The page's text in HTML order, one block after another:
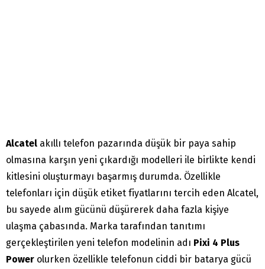
Alcatel akıllı telefon pazarında düşük bir paya sahip
olmasına karşın yeni çıkardığı modelleri ile birlikte kendi
kitlesini oluşturmayı başarmış durumda. Özellikle
telefonları için düşük etiket fiyatlarını tercih eden Alcatel,
bu sayede alım gücünü düşürerek daha fazla kişiye
ulaşma çabasında. Marka tarafından tanıtımı
gerçekleştirilen yeni telefon modelinin adı Pixi 4 Plus
Power olurken özellikle telefonun ciddi bir batarya gücü